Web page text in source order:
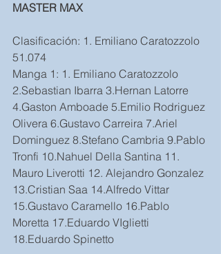
MASTER MAX
Clasificación: 1. Emiliano Caratozzolo
51.074
Manga 1: 1. Emiliano Caratozzolo
2.Sebastian Ibarra 3.Hernan Latorre
4.Gaston Amboade 5.Emilio Rodriguez
Olivera 6.Gustavo Carreira 7.Ariel
Dominguez 8.Stefano Cambria 9.Pablo
Tronfi 10.Nahuel Della Santina 11.
Mauro Liverotti 12. Alejandro Gonzalez
13.Cristian Saa 14.Alfredo Vittar
15.Gustavo Caramello 16.Pablo
Moretta 17.Eduardo VIglietti
18.Eduardo Spinetto